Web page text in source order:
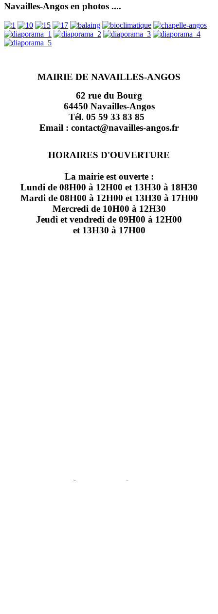
Navailles-Angos en photos ....
MAIRIE DE NAVAILLES-ANGOS
62 rue du Bourg
64450 Navailles-Angos
Tél. 05 59 33 83 85
Email : contact@navailles-angos.fr
HORAIRES D'OUVERTURE
La mairie est ouverte :
Lundi de 08H00 à 12H00 et 13H30 à 18H30
Mardi de 08H00 à 12H00 et 13H30 à 17H00
Mercredi de 10H00 à 12H30
Jeudi et vendredi de 09H00 à 12H00
et 13H30 à 17H00
- -